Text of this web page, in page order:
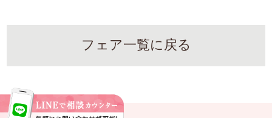
フェア一覧に戻る